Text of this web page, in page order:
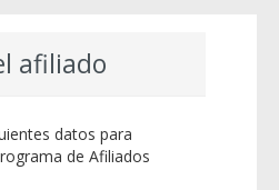
afiliado
datos para
de Afiliados